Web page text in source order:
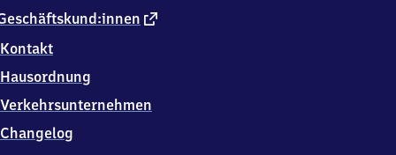
externer
Kontakt
Hausordnung
Verkehrsunternehmen
Changelog